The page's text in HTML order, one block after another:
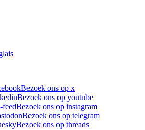
Bezoek ons op x
Bezoek ons op youtube
feedBezoek ons op instagram
Bezoek ons op telegram
Bezoek ons op threads